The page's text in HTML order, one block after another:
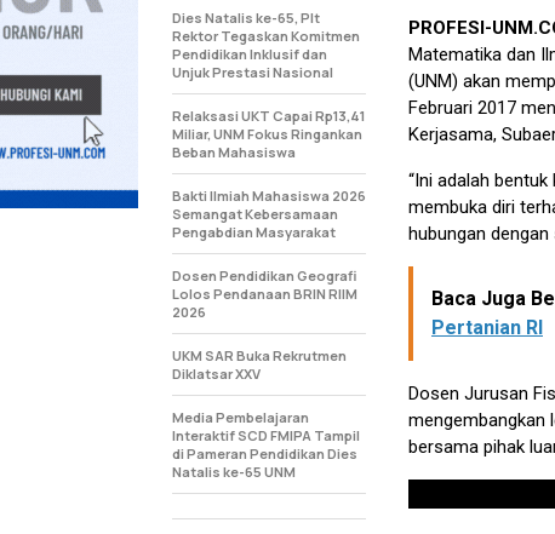
PROFESI-
Matematika dan
(UNM) akan
Februari 2017
Kerjasama,
“Ini adalah
membuka diri
hubungan dengan
Baca Juga
Pertanian RI
Dosen Jurusan
mengembangkan
bersama pihak
Dies Natalis ke-65, Plt
Rektor Tegaskan Komitmen
Pendidikan Inklusif dan
Unjuk Prestasi Nasional
Relaksasi UKT Capai Rp13,41
Miliar, UNM Fokus Ringankan
Beban Mahasiswa
Bakti Ilmiah Mahasiswa 2026
Semangat Kebersamaan
Pengabdian Masyarakat
Dosen Pendidikan Geografi
Lolos Pendanaan BRIN RIIM
2026
UKM SAR Buka Rekrutmen
Diklatsar XXV
Media Pembelajaran
Interaktif SCD FMIPA Tampil
di Pameran Pendidikan Dies
Natalis ke-65 UNM